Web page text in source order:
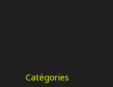
Catégories